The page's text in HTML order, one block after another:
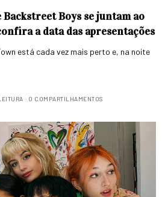
Backstreet Boys se juntam ao
a data das apresentações
está cada vez mais perto e, na noite
0 COMPARTILHAMENTOS